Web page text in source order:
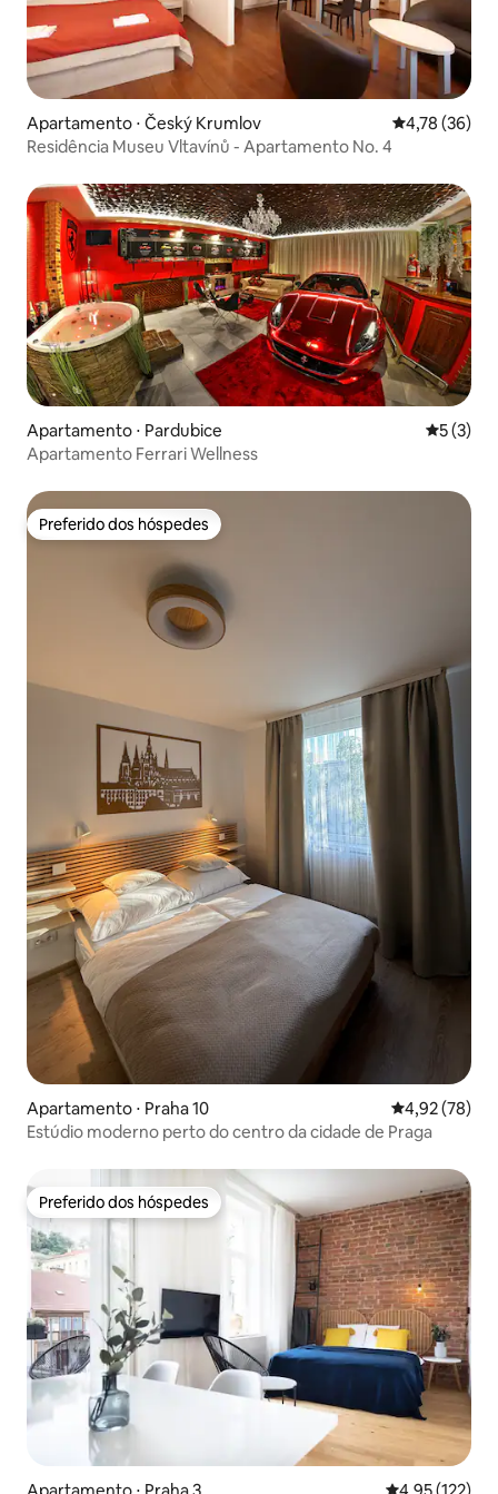
Apartamento ⋅ Český Krumlov 4,78 de uma
4,78 (36)
Residência Museu Vltavínů - Apartamento No. 4
Apartamento ⋅ Pardubice 5 de
5 (3)
Apartamento Ferrari Wellness
Preferido dos hóspedes
Preferido dos hóspedes
Apartamento ⋅ Praha 10 4,92 de uma
4,92 (78)
Estúdio moderno perto do centro da cidade de Praga
Preferido dos hóspedes
Preferido dos hóspedes
Apartamento ⋅ Praha 3 4,95 de uma
4,95 (122)